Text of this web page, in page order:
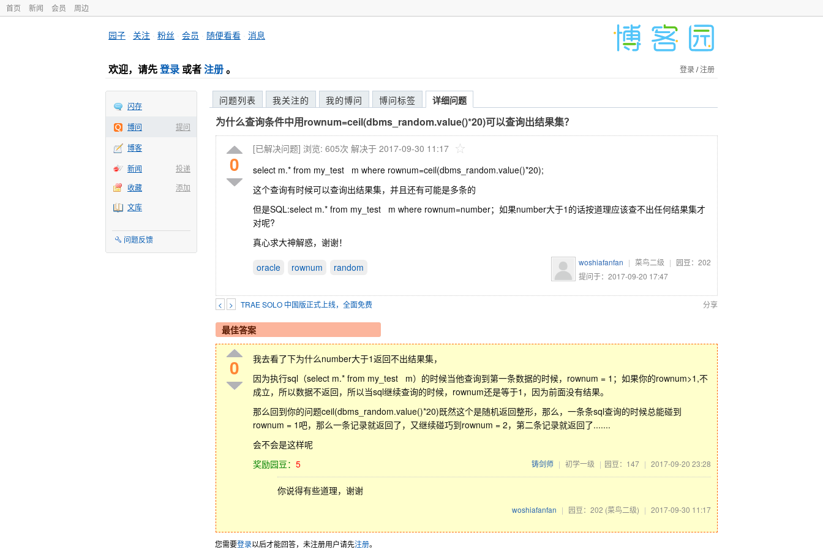
首页 新闻 会员 周边
园子 关注 粉丝 会员 随便看看 消息
欢迎，请先登录 或者注册。 登录/注册
闪存
提问
博问
博客
投递
新闻
添加
收藏
文库
问题反馈
问题列表 我关注的 我的博问 博问标签 详细问题
为什么查询条件中用rownum=ceil(dbms_random.value()*20)可以查询出结果集？
0
[已解决问题] 浏览: 605次 解决于 2017-09-30 11:17
select m.* from my_test m where rownum=ceil(dbms_random.value()*20);
这个查询有时候可以查询出结果集，并且还有可能是多条的
但是SQL:select m.* from my_test m where rownum=number；如果number大于1的话按道理应该查不出任何结果集才
对呢?
真心求大神解惑，谢谢！
oracle rownum random woshiafanfan | 菜鸟二级 | 园豆： 202
提问于：2017-09-20 17:47
< > TRAE SOLO 中国版正式上线，全面免费 分享
最佳答案
0
我去看了下为什么number大于1返回不出结果集，
因为执行sql（select m.* from my_test m）的时候当他查询到第一条数据的时候，rownum = 1；如果你的rownum>1,不
成立，所以数据不返回，所以当sql继续查询的时候，rownum还是等于1，因为前面没有结果。
那么回到你的问题ceil(dbms_random.value()*20)既然这个是随机返回整形，那么，一条条sql查询的时候总能碰到
rownum = 1吧，那么一条记录就返回了，又继续碰巧到rownum = 2，第二条记录就返回了.......
会不会是这样呢
奖励园豆： 5 铸剑师 | 初学一级 | 园豆：147 | 2017-09-20 23:28
你说得有些道理，谢谢
woshiafanfan | 园豆：202 (菜鸟二级) | 2017-09-30 11:17
您需要登录以后才能回答，未注册用户请先注册。